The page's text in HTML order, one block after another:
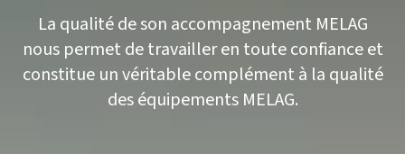
La qualité de son accompagnement MELAG
nous permet de travailler en toute confiance et
constitue un véritable complément à la qualité
des équipements MELAG.